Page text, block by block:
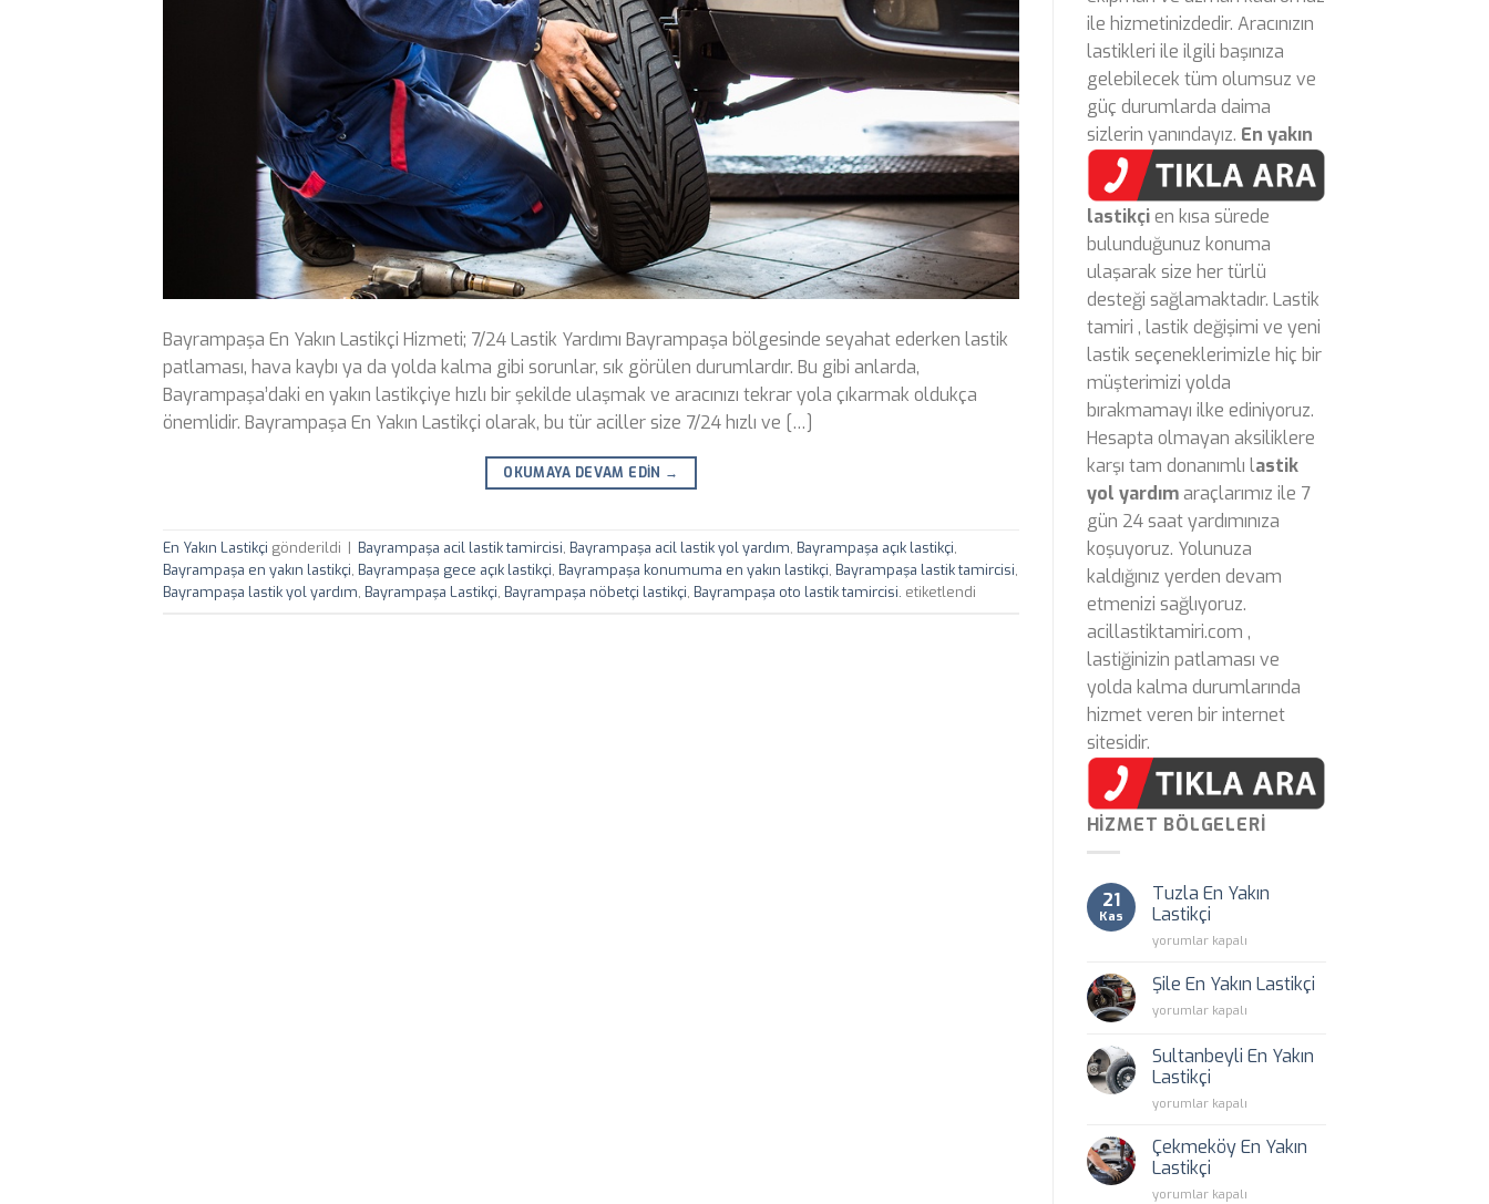
Bayrampaşa En Yakın Lastikçi Hizmeti; 7/24 Lastik Yardımı Bayrampaşa bölgesinde seyahat ederken lastik
patlaması, hava kaybı ya da yolda kalma gibi sorunlar, sık görülen durumlardır. Bu gibi anlarda,
Bayrampaşa’daki en yakın lastikçiye hızlı bir şekilde ulaşmak ve aracınızı tekrar yola çıkarmak oldukça
önemlidir. Bayrampaşa En Yakın Lastikçi olarak, bu tür aciller size 7/24 hızlı ve […]
OKUMAYA DEVAM EDIN →
En Yakın Lastikçi gönderildi | Bayrampaşa acil lastik tamircisi, Bayrampaşa acil lastik yol yardım, Bayrampaşa açık lastikçi,
Bayrampaşa en yakın lastikçi, Bayrampaşa gece açık lastikçi, Bayrampaşa konumuma en yakın lastikçi, Bayrampaşa lastik tamircisi,
Bayrampaşa lastik yol yardım, Bayrampaşa Lastikçi, Bayrampaşa nöbetçi lastikçi, Bayrampaşa oto lastik tamircisi. etiketlendi
ile hizmetinizdedir. Aracınızın
lastikleri ile ilgili başınıza
gelebilecek tüm olumsuz ve
güç durumlarda daima
sizlerin yanındayız. En yakın
lastikçien kısa sürede
bulunduğunuz konuma
ulaşarak size her türlü
desteği sağlamaktadır. Lastik
tamiri , lastik değişimi ve yeni
lastik seçeneklerimizle hiç bir
müşterimizi yolda
bırakmamayı ilke ediniyoruz.
Hesapta olmayan aksiliklere
karşı tam donanımlı lastik
yol yardımaraçlarımız ile 7
gün 24 saat yardımınıza
koşuyoruz. Yolunuza
kaldığınız yerden devam
etmenizi sağlıyoruz.
acillastiktamiri.com ,
lastiğinizin patlaması ve
yolda kalma durumlarında
hizmet veren bir internet
sitesidir.
HIZMET BÖLGELERI
21
Kas
Tuzla En Yakın
Lastikçi
Tuzla
Yakın
Lastikçi
için
yorumlar kapalı
Şile En Yakın Lastikçi
Şile
Yakın
Lastikçi
için
yorumlar kapalı
Sultanbeyli En Yakın
Lastikçi
Sultanbeyli
Yakın
Lastikçi
için
yorumlar kapalı
Çekmeköy En Yakın
Lastikçi
Çekmeköy
yorumlar kapalı